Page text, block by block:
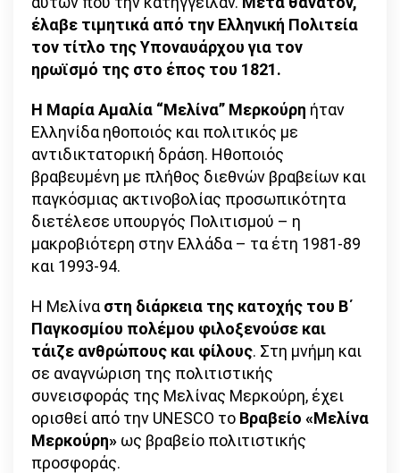
έλαβε τιμητικά από την Ελληνική Πολιτεία
τον τίτλο της Υποναυάρχου για τον
ηρωϊσμό της στο έπος του 1821.
Η Μαρία Αμαλία “Μελίνα” Μερκούρη ήταν
Ελληνίδα ηθοποιός και πολιτικός με
αντιδικτατορική δράση. Ηθοποιός
βραβευμένη με πλήθος διεθνών βραβείων και
παγκόσμιας ακτινοβολίας προσωπικότητα
διετέλεσε υπουργός Πολιτισμού – η
μακροβιότερη στην Ελλάδα – τα έτη 1981-89
και 1993-94.
Η Μελίνα στη διάρκεια της κατοχής του Β΄
Παγκοσμίου πολέμου φιλοξενούσε και
τάιζε ανθρώπους και φίλους. Στη μνήμη και
σε αναγνώριση της πολιτιστικής
συνεισφοράς της Μελίνας Μερκούρη, έχει
ορισθεί από την UNESCO το Βραβείο «Μελίνα
Μερκούρη» ως βραβείο πολιτιστικής
προσφοράς.